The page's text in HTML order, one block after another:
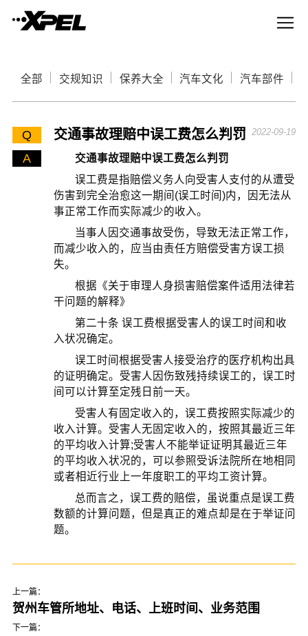
全部 交规知识 保养大全 汽车文化 汽车部件
Q 交通事故理赔中误工费怎么判罚 2022-09-19
A
交通事故理赔中误工费怎么判罚
误工费是指赔偿义务人向受害人支付的从遭受
伤害到完全治愈这一期间(误工时间)内，因无法从
事正常工作而实际减少的收入。
当事人因交通事故受伤，导致无法正常工作，
而减少收入的，应当由责任方赔偿受害方误工损
失。
根据《关于审理人身损害赔偿案件适用法律若
干问题的解释》
第二十条 误工费根据受害人的误工时间和收
入状况确定。
误工时间根据受害人接受治疗的医疗机构出具
的证明确定。受害人因伤致残持续误工的，误工时
间可以计算至定残日前一天。
受害人有固定收入的，误工费按照实际减少的
收入计算。受害人无固定收入的，按照其最近三年
的平均收入计算;受害人不能举证证明其最近三年
的平均收入状况的，可以参照受诉法院所在地相同
或者相近行业上一年度职工的平均工资计算。
总而言之，误工费的赔偿，虽说重点是误工费
数额的计算问题，但是真正的难点却是在于举证问
题。
上一篇：
贺州车管所地址、电话、上班时间、业务范围
下一篇：